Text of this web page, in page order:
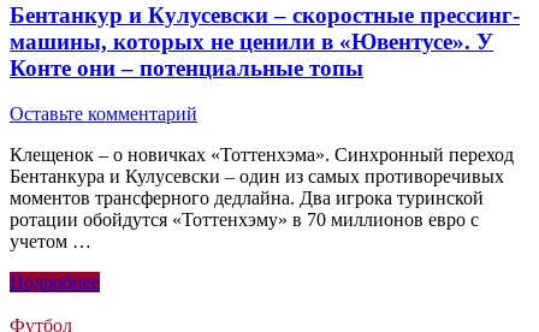
Бентанкур и Кулусевски – скоростные прессинг-
машины, которых не ценили в «Ювентусе». У
Конте они – потенциальные топы
Оставьте комментарий
Клещенок – о новичках «Тоттенхэма». Синхронный переход
Бентанкура и Кулусевски – один из самых противоречивых
моментов трансферного дедлайна. Два игрока туринской
ротации обойдутся «Тоттенхэму» в 70 миллионов евро с
учетом …
Подробнее
Футбол